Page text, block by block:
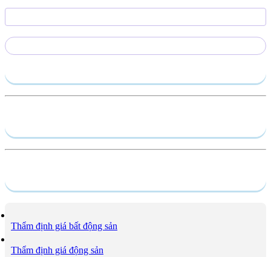
Thẩm định giá bất động sản
Thẩm định giá động sản